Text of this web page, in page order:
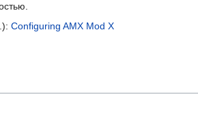
Configuring AMX Mod X